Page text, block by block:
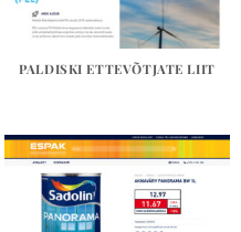
PALDISKI ETTEVÕTJATE LIIT